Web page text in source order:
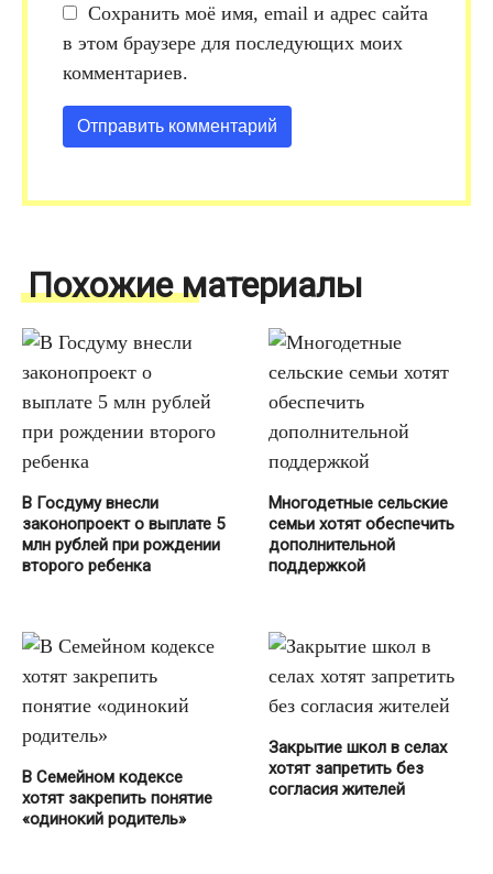
Сохранить моё имя, email и адрес сайта
в этом браузере для последующих моих
комментариев.
Похожие материалы
В Госдуму внесли
законопроект о выплате 5
млн рублей при рождении
второго ребенка
Многодетные сельские
семьи хотят обеспечить
дополнительной
поддержкой
В Семейном кодексе
хотят закрепить понятие
«одинокий родитель»
Закрытие школ в селах
хотят запретить без
согласия жителей